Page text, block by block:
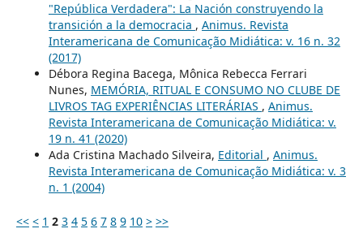
"República Verdadera": La Nación construyendo la
transición a la democracia , Animus. Revista
Interamericana de Comunicação Midiática: v. 16 n. 32
(2017)
Débora Regina Bacega, Mônica Rebecca Ferrari
Nunes, MEMÓRIA, RITUAL E CONSUMO NO CLUBE DE
LIVROS TAG EXPERIÊNCIAS LITERÁRIAS , Animus.
Revista Interamericana de Comunicação Midiática: v.
19 n. 41 (2020)
Ada Cristina Machado Silveira, Editorial , Animus.
Revista Interamericana de Comunicação Midiática: v. 3
n. 1 (2004)
<< < 1 2 3 4 5 6 7 8 9 10 > >>